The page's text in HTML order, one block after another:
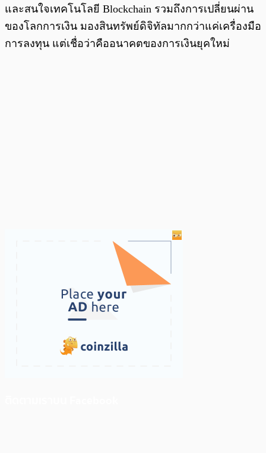
และสนใจเทคโนโลยี Blockchain รวมถึงการเปลี่ยนผ่าน
ของโลกการเงิน มองสินทรัพย์ดิจิทัลมากกว่าแค่เครื่องมือ
การลงทุน แต่เชื่อว่าคืออนาคตของการเงินยุคใหม่